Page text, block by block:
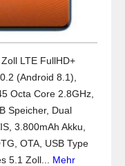
LTE FullHD+
(Android 8.1),
Octa Core 2.8GHz,
Speicher, Dual
3.800mAh Akku,
OTA, USB Type
5.1 Zoll... Mehr